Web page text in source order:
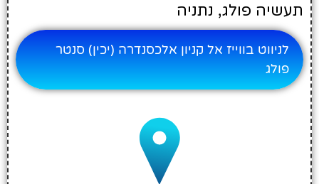
תעשיה פולג, נתניה
לניווט בווייז אל קניון אלכסנדרה (יכין) סנטר
פולג